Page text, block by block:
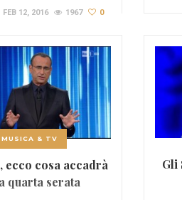
FEB 12, 2016 1967 0
MUSICA & TV
ecco cosa accadrà
quarta serata
Gli